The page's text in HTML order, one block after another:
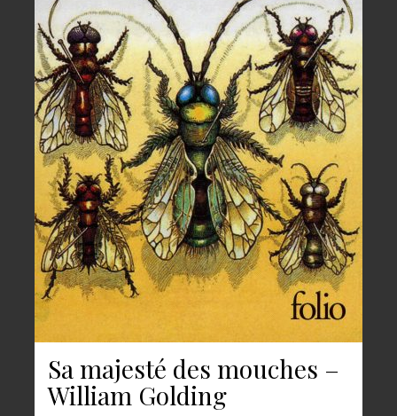
Sa majesté des mouches –
William Golding